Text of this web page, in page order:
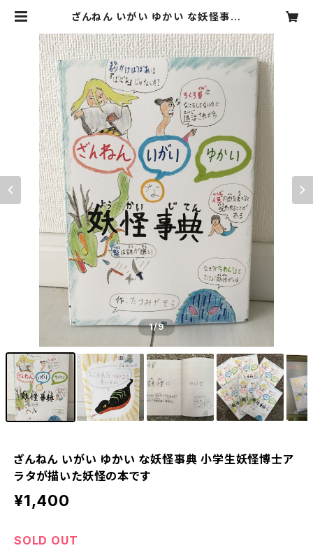
ざんねん いがい ゆかい な妖怪事典
の本です | 妖怪博士 関本創のお
店
1/9
ざんねん いがい ゆかい な妖怪事典 小学生妖怪博士ア
ラタが描いた妖怪の本です
¥1,400
SOLD OUT